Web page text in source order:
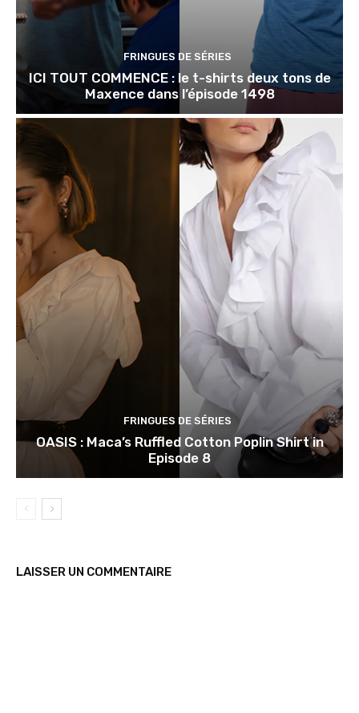
FRINGUES DE SÉRIES
ICI TOUT COMMENCE : le t-shirts deux tons de
Maxence dans l’épisode 1498
FRINGUES DE SÉRIES
OASIS : Maca’s Ruffled Cotton Poplin Shirt in
Episode 8
LAISSER UN COMMENTAIRE